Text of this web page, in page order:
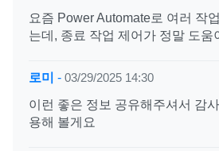
요즘 Power Automate로 여러 작
는데, 종료 작업 제어가 정말 도움
로미 - 03/29/2025 14:30
이런 좋은 정보 공유해주셔서 감
용해 볼게요